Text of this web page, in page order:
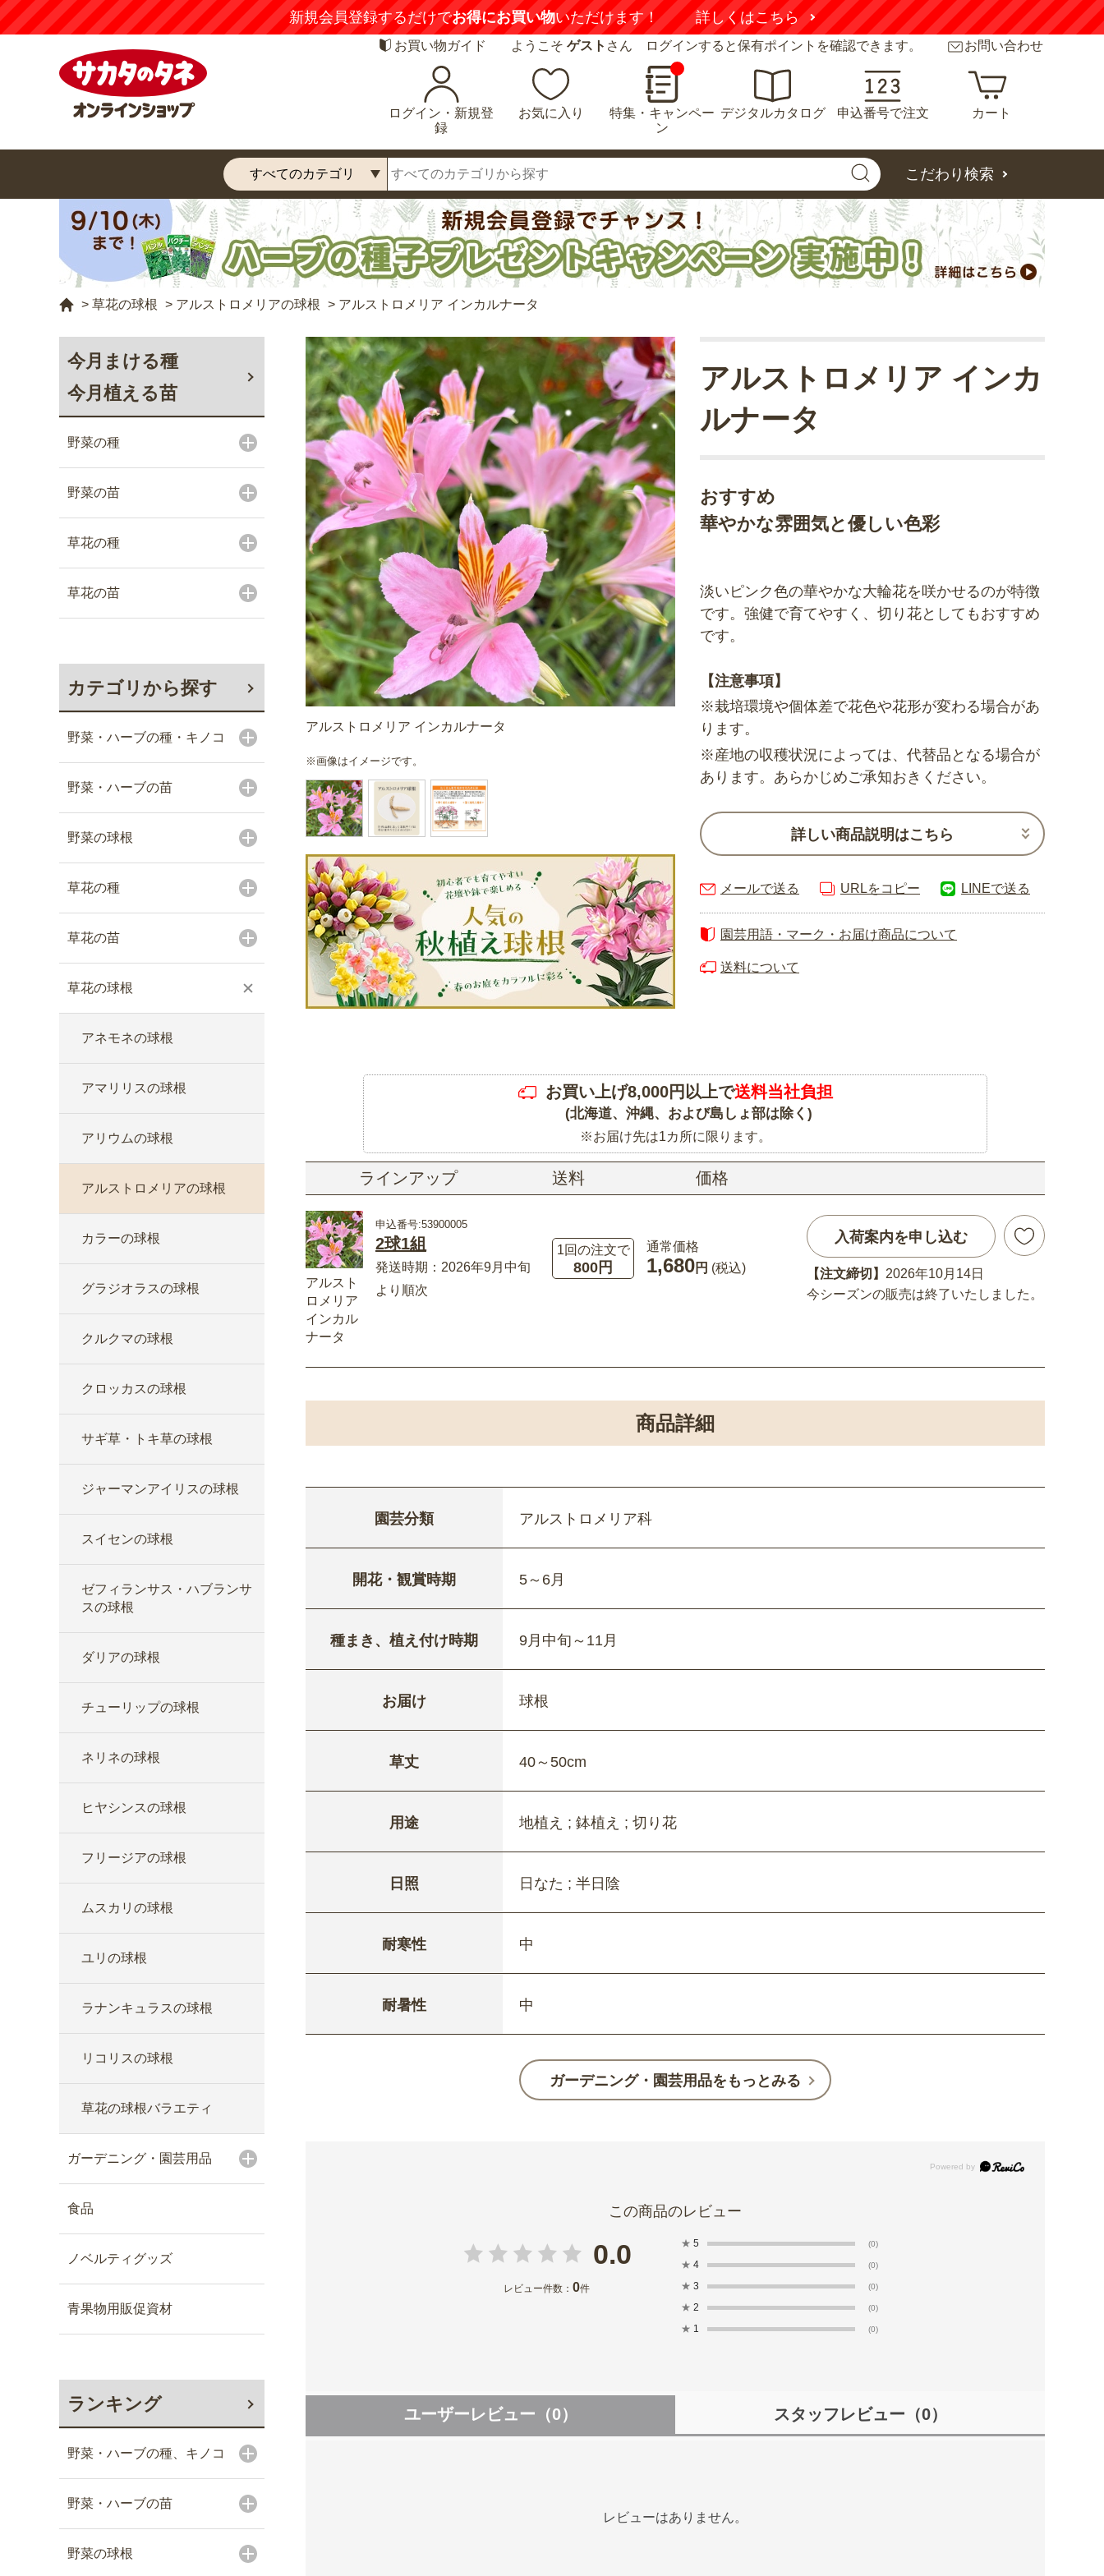
【注意喚起】悪質な偽サイトにご注意ください 詳しくはこちら
お買い物ガイド ようこそ ゲスト さん ログインすると保有ポイントを確認できます。 お問い合わせ
ログイン・新規登
録
お気に入り
特集・キャンペー
ン
デジタルカタログ 申込番号で注文 カート
こだわり検索
> 草花の球根 > アルストロメリアの球根 > アルストロメリア インカルナータ
今月まける種
今月植える苗
野菜の種
野菜の苗
草花の種
草花の苗
カテゴリから探す
野菜・ハーブの種・キノコ
野菜・ハーブの苗
野菜の球根
草花の種
草花の苗
草花の球根
アネモネの球根
アマリリスの球根
アリウムの球根
アルストロメリアの球根
カラーの球根
グラジオラスの球根
クルクマの球根
クロッカスの球根
サギ草・トキ草の球根
ジャーマンアイリスの球根
スイセンの球根
ゼフィランサス・ハブランサ
スの球根
ダリアの球根
チューリップの球根
ネリネの球根
ヒヤシンスの球根
フリージアの球根
ムスカリの球根
ユリの球根
ラナンキュラスの球根
リコリスの球根
草花の球根バラエティ
ガーデニング・園芸用品
食品
ノベルティグッズ
青果物用販促資材
ランキング
野菜・ハーブの種、キノコ
野菜・ハーブの苗
野菜の球根
アルストロメリア インカルナータ
※画像はイメージです。
おすすめ
華やかな雰囲気と優しい色彩
アルストロメリア インカ
ルナータ
淡いピンク色の華やかな大輪花を咲かせるのが特徴
です。強健で育てやすく、切り花としてもおすすめ
です。
【注意事項】
※栽培環境や個体差で花色や花形が変わる場合があ
ります。
※産地の収穫状況によっては、代替品となる場合が
あります。あらかじめご承知おきください。
詳しい商品説明はこちら
メールで送る URLをコピー LINEで送る
園芸用語・マーク・お届け商品について
送料について
お買い上げ8,000円以上で送料当社負担
(北海道、沖縄、および島しょ部は除く)
※お届け先は1カ所に限ります。
ラインアップ 送料 価格
アルスト
ロメリア
インカル
ナータ
申込番号:53900005
2球1組
発送時期：2026年9月中旬
より順次
1回の注文で
800円
通常価格
1,680円 (税込)
入荷案内を申し込む
【注文締切】 2026年10月14日
今シーズンの販売は終了いたしました。
商品詳細
園芸分類 アルストロメリア科
開花・観賞時期 5～6月
種まき、植え付け時期 9月中旬～11月
お届け 球根
草丈 40～50cm
用途 地植え ; 鉢植え ; 切り花
日照 日なた ; 半日陰
耐寒性 中
耐暑性 中
ガーデニング・園芸用品をもっとみる
0.0
レビュー件数： 0件
★ 5 (0)
★ 4 (0)
★ 3 (0)
★ 2 (0)
★ 1 (0)
ユーザーレビュー （0） スタッフレビュー （0）
レビューはありません。